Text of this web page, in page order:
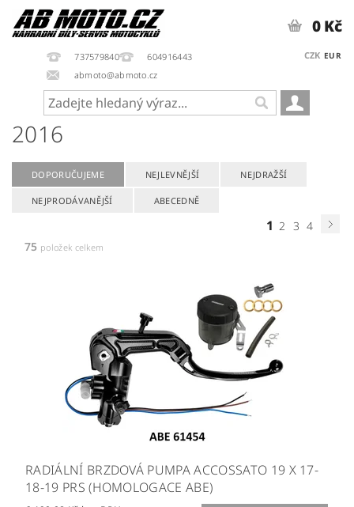
737579840
604916443
abmoto@abmoto.cz
CZK EUR
0 Kč
2016
DOPORUČUJEME NEJLEVNĚJŠÍ NEJDRAŽŠÍ
NEJPRODÁVANĚJŠÍ ABECEDNĚ
1 2 3 4
75 položek celkem
RADIÁLNÍ BRZDOVÁ PUMPA ACCOSSATO 19 X 17-
18-19 PRS (HOMOLOGACE ABE)